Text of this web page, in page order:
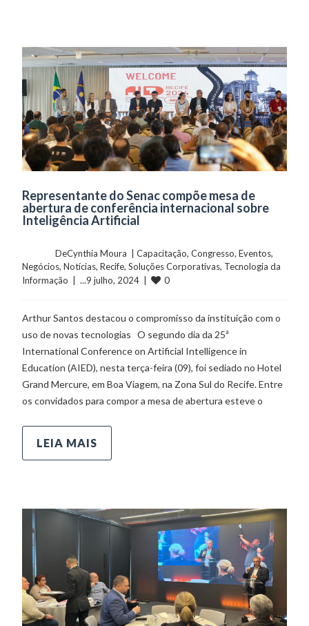
Representante do Senac compõe mesa de
abertura de conferência internacional sobre
Inteligência Artificial
	    	DeCynthia Moura  |
Capacitação, Congresso, Eventos
Negócios, Notícias, Recife, Soluções Corporativas, Tecnologia da
Informação
  |  ...9 julho, 2024  |
0
Arthur Santos destacou o compromisso da instituição com o
uso de novas tecnologias O segundo dia da 25ª
International Conference on Artificial Intelligence in
Education (AIED), nesta terça-feira (09), foi sediado no Hotel
Grand Mercure, em Boa Viagem, na Zona Sul do Recife. Entre
os convidados para compor a mesa de abertura esteve o
LEIA MAIS